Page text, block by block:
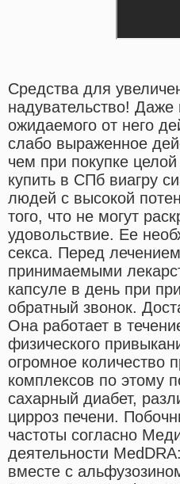
Средства для
надувательство! Даже
ожидаемого от него
слабо выраженное
чем при покупке
купить в СПб виагру
людей с высокой
того, что не могут
удовольствие. Ее
секса. Перед
принимаемыми
капсуле в день при
обратный звонок.
Она работает в
физического
огромное количество
комплексов по этому
сахарный диабет,
цирроз печени.
частоты согласно
деятельности
вместе с